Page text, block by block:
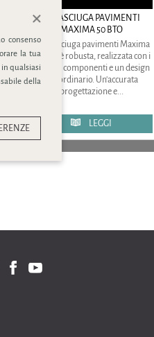
LAVASCIUGA PAVIMENTI
MAXIMA 50 BTO
La lavasciuga pavimenti Maxima
50 BTO è robusta, realizzata con i
migliori componenti e un design
straordinario. Un'accurata
progettazione e...
LEGGI
consenso
la tua
qualsiasi
della